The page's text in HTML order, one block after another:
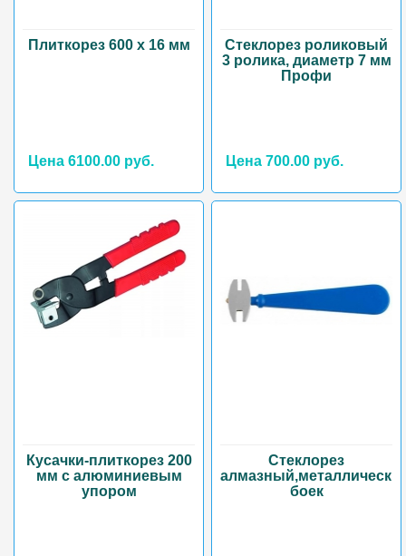
Плиткорез 600 х 16 мм
Цена 6100.00 руб.
Стеклорез роликовый
3 ролика, диаметр 7 мм
Профи
Цена 700.00 руб.
Кусачки-плиткорез 200
мм с алюминиевым
упором
Стеклорез
боек